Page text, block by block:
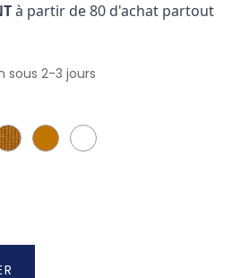
à partir de 80 d'achat partout
sous 2-3 jours